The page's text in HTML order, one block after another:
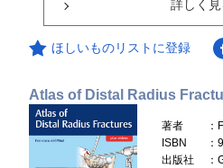
詳しく見
ほしいものリストに登録
Atlas of Distal Radius
著者
：
ISBN
出版社